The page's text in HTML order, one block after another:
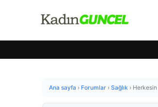
Ana sayfa › Forumlar › Sağlık ›